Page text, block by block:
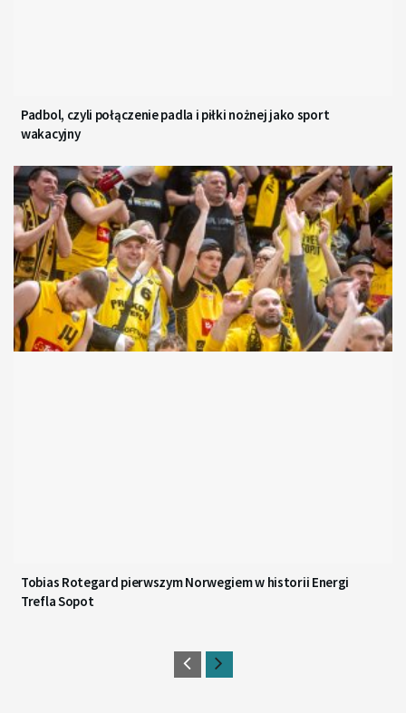
Padbol, czyli połączenie padla i piłki nożnej jako sport
wakacyjny
Tobias Rotegard pierwszym Norwegiem w historii Energi
Trefla Sopot